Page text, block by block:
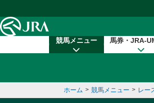
競馬メニュー 馬券・JRA-
ホーム > 競馬メニュー > レー